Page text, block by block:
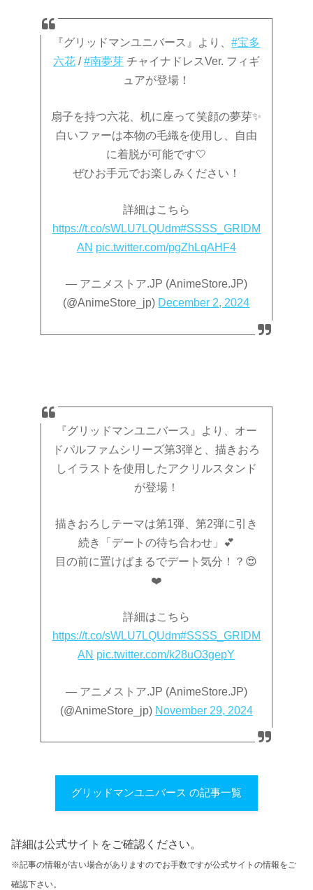
『グリッドマンユニバース』より、#宝多
六花/#南夢芽チャイナドレスVer. フィギ
ュアが登場！
扇子を持つ六花、机に座って笑顔の夢芽✨
白いファーは本物の毛織を使用し、自由
に着脱が可能です🤍
ぜひお手元でお楽しみください！
詳細はこちら
https://t.co/sWLU7LQUdm#SSSS_GRIDM
AN pic.twitter.com/pgZhLqAHF4
— アニメストア.JP (AnimeStore.JP)
(@AnimeStore_jp) December 2, 2024
『グリッドマンユニバース』より、オー
ドパルファムシリーズ第3弾と、描きおろ
しイラストを使用したアクリルスタンド
が登場！
描きおろしテーマは第1弾、第2弾に引き
続き「デートの待ち合わせ」💕
目の前に置けばまるでデート気分！？😍
❤️
詳細はこちら
https://t.co/sWLU7LQUdm#SSSS_GRIDM
AN pic.twitter.com/k28uO3gepY
— アニメストア.JP (AnimeStore.JP)
(@AnimeStore_jp) November 29, 2024
グリッドマンユニバース の記事一覧
詳細は公式サイトをご確認ください。
※記事の情報が古い場合がありますのでお手数ですが公式サイトの情報をご
確認下さい。